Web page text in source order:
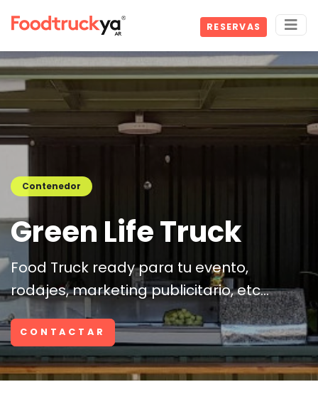
RESERVAS
Contenedor
Green Life Truck
Food Truck ready para tu evento,
rodajes, marketing publicitario, etc...
CONTACTAR